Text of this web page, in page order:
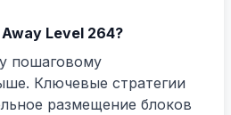
Level 264?
пошаговому
Ключевые стратегии
размещение блоков